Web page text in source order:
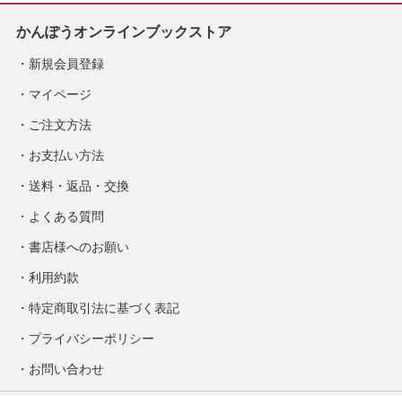
かんぽうオンラインブックストア
新規会員登録
マイページ
ご注文方法
お支払い方法
送料・返品・交換
よくある質問
書店様へのお願い
利用約款
特定商取引法に基づく表記
プライバシーポリシー
お問い合わせ